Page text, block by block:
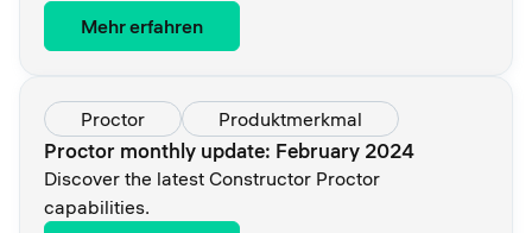
Mehr erfahren
Proctor Produktmerkmal
Proctor monthly update: February 2024
Discover the latest Constructor Proctor
capabilities.